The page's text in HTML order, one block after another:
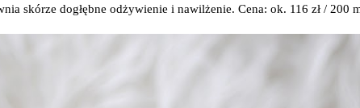
skórze dogłębne odżywienie i nawilżenie. Cena: ok. 116 zł / 200